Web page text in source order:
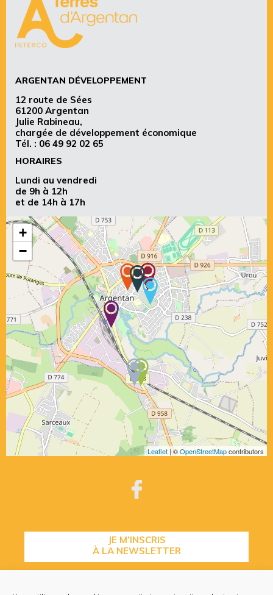
ARGENTAN DÉVELOPPEMENT
12 route de Sées
61200 Argentan
Julie Rabineau,
chargée de développement économique
Tél. : 06 49 92 02 65
HORAIRES
Lundi au vendredi
de 9h à 12h
et de 14h à 17h
+
−
Leaflet | ©OpenStreetMapcontributors
JE M’INSCRIS
À LA NEWSLETTER